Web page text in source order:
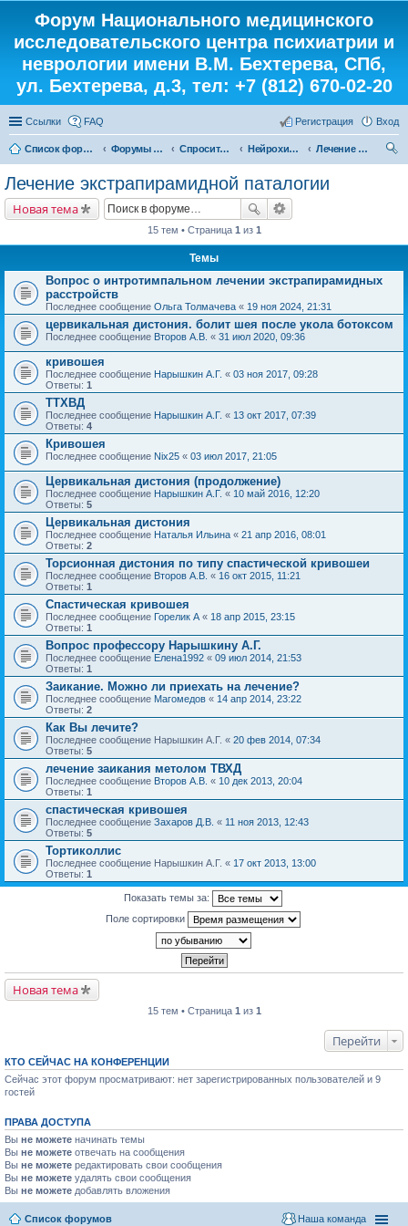
Форум Национального медицинского
исследовательского центра психиатрии и
неврологии имени В.М. Бехтерева, СПб,
ул. Бехтерева, д.3, тел: +7 (812) 670-02-20
Ссылки FAQ Вход
Регистрация
Список форумов Форумы института Спросите у доктора Нейрохирург
Лечение экстрапирамидной паталогии
Лечение экстрапирамидной паталогии
Новая тема
15 тем • Страница 1 из 1
Темы
Вопрос о интротимпальном лечении экстрапирамидных
расстройств
Последнее сообщение Ольга Толмачева « 19 ноя 2024, 21:31
цервикальная дистония. болит шея после укола ботоксом
Последнее сообщение Второв А.В. « 31 июл 2020, 09:36
кривошея
Последнее сообщение Нарышкин А.Г. « 03 ноя 2017, 09:28
Ответы: 1
ТТХВД
Последнее сообщение Нарышкин А.Г. « 13 окт 2017, 07:39
Ответы: 4
Кривошея
Последнее сообщение Nix25 « 03 июл 2017, 21:05
Цервикальная дистония (продолжение)
Последнее сообщение Нарышкин А.Г. « 10 май 2016, 12:20
Ответы: 5
Цервикальная дистония
Последнее сообщение Наталья Ильина « 21 апр 2016, 08:01
Ответы: 2
Торсионная дистония по типу спастической кривошеи
Последнее сообщение Второв А.В. « 16 окт 2015, 11:21
Ответы: 1
Спастическая кривошея
Последнее сообщение Горелик А « 18 апр 2015, 23:15
Ответы: 1
Вопрос профессору Нарышкину А.Г.
Последнее сообщение Елена1992 « 09 июл 2014, 21:53
Ответы: 1
Заикание. Можно ли приехать на лечение?
Последнее сообщение Магомедов « 14 апр 2014, 23:22
Ответы: 2
Как Вы лечите?
Последнее сообщение Нарышкин А.Г. « 20 фев 2014, 07:34
Ответы: 5
лечение заикания метолом ТВХД
Последнее сообщение Второв А.В. « 10 дек 2013, 20:04
Ответы: 1
спастическая кривошея
Последнее сообщение Захаров Д.В. « 11 ноя 2013, 12:43
Ответы: 5
Тортиколлис
Последнее сообщение Нарышкин А.Г. « 17 окт 2013, 13:00
Ответы: 1
Показать темы за:
Поле сортировки
Новая тема
15 тем • Страница 1 из 1
Перейти
КТО СЕЙЧАС НА КОНФЕРЕНЦИИ
Сейчас этот форум просматривают: нет зарегистрированных пользователей и 9
гостей
ПРАВА ДОСТУПА
Вы не можете начинать темы
Вы не можете отвечать на сообщения
Вы не можете редактировать свои сообщения
Вы не можете удалять свои сообщения
Вы не можете добавлять вложения
Список форумов Наша команда